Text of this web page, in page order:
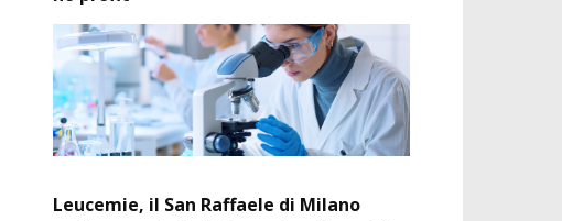
Leucemie, il San Raffaele di Milano